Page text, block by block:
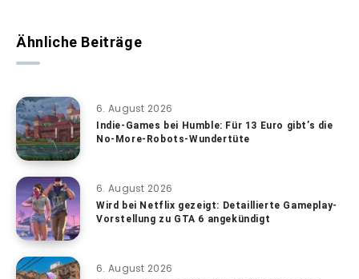
Ähnliche Beiträge
6. August 2026
Indie-Games bei Humble: Für 13 Euro gibt’s die
No-More-Robots-Wundertüte
6. August 2026
Wird bei Netflix gezeigt: Detaillierte Gameplay-
Vorstellung zu GTA 6 angekündigt
6. August 2026